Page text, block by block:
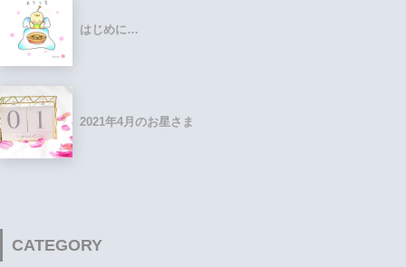
はじめに…
2021年4月のお星さま
CATEGORY